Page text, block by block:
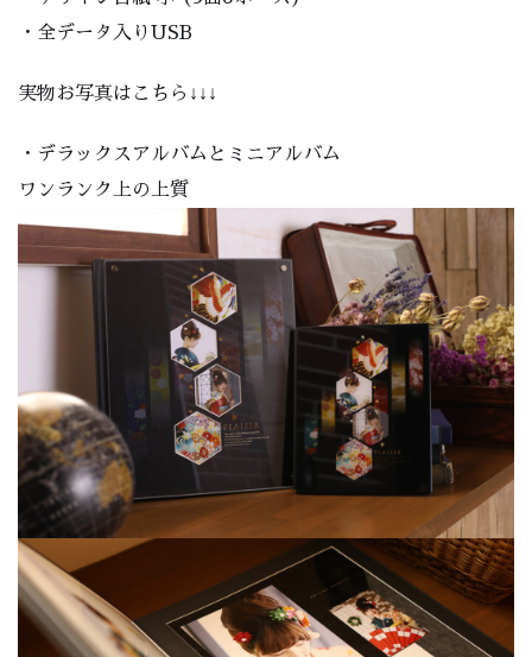
・全データ入りUSB
実物お写真はこちら↓↓↓
・デラックスアルバムとミニアルバム
ワンランク上の上質